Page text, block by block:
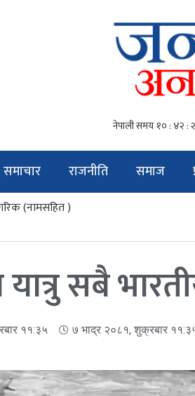
समाचार राजनीति समाज
(नामसहित )
यात्रु सबै
११:३५ ७ भाद्र २०८१, शुक्रबार